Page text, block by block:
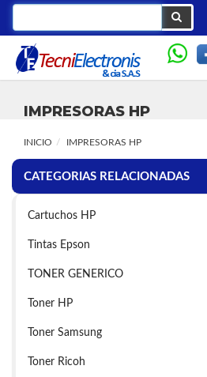
IMPRESORAS HP
INICIO IMPRESORAS HP
CATEGORIAS RELACIONADAS
Cartuchos HP
Tintas Epson
TONER GENERICO
Toner HP
Toner Samsung
Toner Ricoh